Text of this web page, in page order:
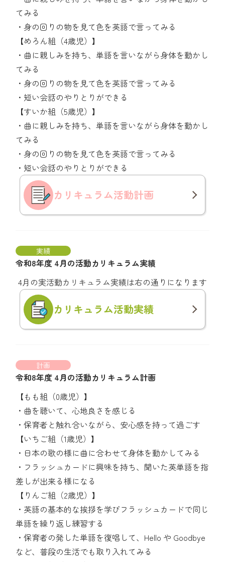
てみる
・身の回りの物を見て色を英語で言ってみる
【めろん組（4歳児）】
・曲に親しみを持ち、単語を言いながら身体を動かし
てみる
・身の回りの物を見て色を英語で言ってみる
・短い会話のやりとりができる
【すいか組（5歳児）】
・曲に親しみを持ち、単語を言いながら身体を動かし
てみる
・身の回りの物を見て色を英語で言ってみる
・短い会話のやりとりができる
カリキュラム活動計画
実績
令和8年度 4月の活動カリキュラム実績
4月の実活動カリキュラム実績は右の通りになります
カリキュラム活動実績
計画
令和8年度 4月の活動カリキュラム計画
【もも組（0歳児）】
・曲を聴いて、心地良さを感じる
・保育者と触れ合いながら、安心感を持って過ごす
【いちご組（1歳児）】
・日本の歌の様に曲に合わせて身体を動かしてみる
・フラッシュカードに興味を持ち、聞いた英単語を指
差しが出来る様になる
【りんご組（2歳児）】
・英語の基本的な挨拶を学びフラッシュカードで同じ
単語を繰り返し練習する
・保育者の発した単語を復唱して、Hello や Goodbye
など、普段の生活でも取り入れてみる